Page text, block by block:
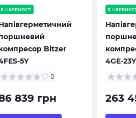
в наявності
Bitzer
5Y
0
839 грн
в
4GE-23Y
263